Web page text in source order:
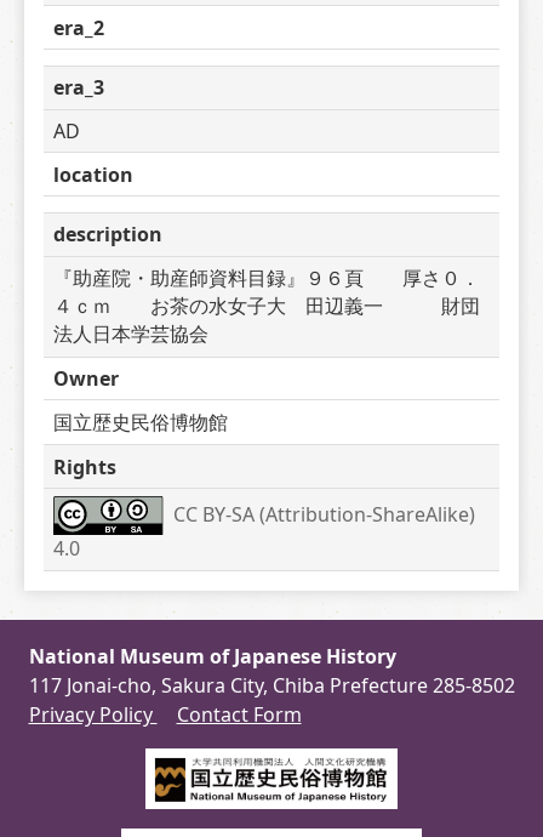
era_2
era_3
AD
location
description
『助産院・助産師資料目録』９６頁　　厚さ０．
４ｃｍ　　お茶の水女子大　田辺義一　　　財団
法人日本学芸協会
Owner
国立歴史民俗博物館
Rights
CC BY-SA (Attribution-ShareAlike)
4.0
National Museum of Japanese History
117 Jonai-cho, Sakura City, Chiba Prefecture 285-8502
Privacy Policy
Contact Form